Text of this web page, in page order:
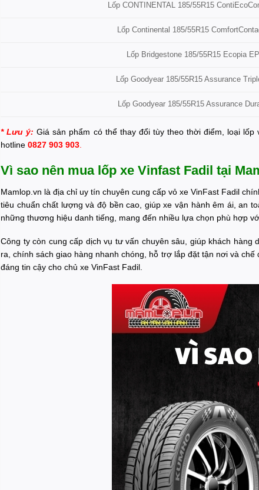
Lốp CONTINENTAL 185/55R15
Lốp Continental 185/55R15
Lốp Bridgestone 185/55R15 Ecopia
Lốp Goodyear 185/55R15 Assurance
Lốp Goodyear 185/55R15 Assurance
* Lưu ý: Giá sản phẩm có thể thay đổi tùy theo thời điểm, loại
hotline 0827 903 903
Vì sao nên mua lốp xe Vinfast Fadil tại
Mamlop.vn là địa chỉ uy tín chuyên cung cấp vỏ xe VinFast Fadil
tiêu chuẩn chất lượng và độ bền cao, giúp xe vận hành êm ái, an
những thương hiệu danh tiếng, mang đến nhiều lựa chọn phù hợp
Công ty còn cung cấp dịch vụ tư vấn chuyên sâu, giúp khách
ra, chính sách giao hàng nhanh chóng, hỗ trợ lắp đặt tận nơi và
đáng tin cậy cho chủ xe VinFast Fadil.